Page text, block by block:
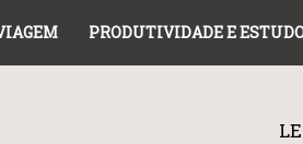
PRODUTIVIDADE E